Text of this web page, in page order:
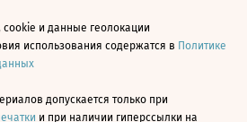
cookie и данные геолокации
использования содержатся в Политике
допускается только при
и при наличии гиперссылки на